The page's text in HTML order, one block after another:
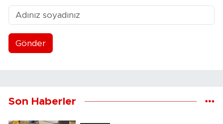
Gönder
Son Haberler